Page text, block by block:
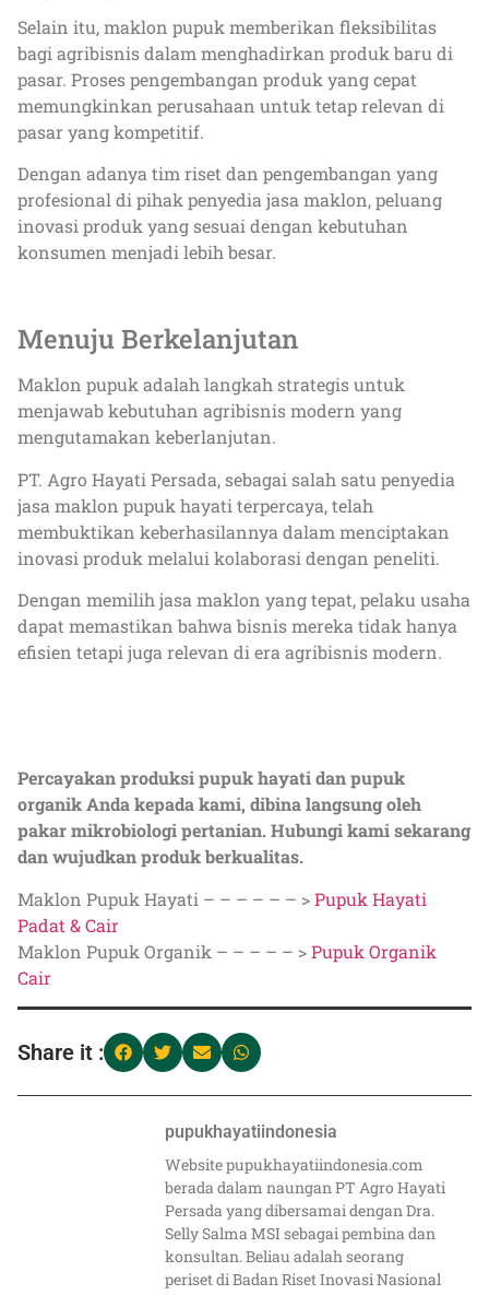
Selain itu, maklon pupuk memberikan fleksibilitas
bagi agribisnis dalam menghadirkan produk baru di
pasar. Proses pengembangan produk yang cepat
memungkinkan perusahaan untuk tetap relevan di
pasar yang kompetitif.
Dengan adanya tim riset dan pengembangan yang
profesional di pihak penyedia jasa maklon, peluang
inovasi produk yang sesuai dengan kebutuhan
konsumen menjadi lebih besar.
Menuju Berkelanjutan
Maklon pupuk adalah langkah strategis untuk
menjawab kebutuhan agribisnis modern yang
mengutamakan keberlanjutan.
PT. Agro Hayati Persada, sebagai salah satu penyedia
jasa maklon pupuk hayati terpercaya, telah
membuktikan keberhasilannya dalam menciptakan
inovasi produk melalui kolaborasi dengan peneliti.
Dengan memilih jasa maklon yang tepat, pelaku usaha
dapat memastikan bahwa bisnis mereka tidak hanya
efisien tetapi juga relevan di era agribisnis modern.
Percayakan produksi pupuk hayati dan pupuk
organik Anda kepada kami, dibina langsung oleh
pakar mikrobiologi pertanian. Hubungi kami sekarang
dan wujudkan produk berkualitas.
Maklon Pupuk Hayati – – – – – – >Pupuk Hayati
Padat & Cair
Maklon Pupuk Organik – – – – – >Pupuk Organik
Cair
Share it :
pupukhayatiindonesia
Website pupukhayatiindonesia.com
berada dalam naungan PT Agro Hayati
Persada yang dibersamai dengan Dra.
Selly Salma MSI sebagai pembina dan
konsultan. Beliau adalah seorang
periset di Badan Riset Inovasi Nasional